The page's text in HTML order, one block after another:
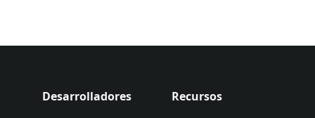
Desarrolladores Recursos